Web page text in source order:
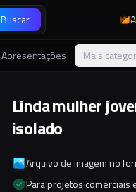
Buscar
Apresentações Mais
Linda mulher
isolado
Arquivo de imagem no
Para projetos comerciais